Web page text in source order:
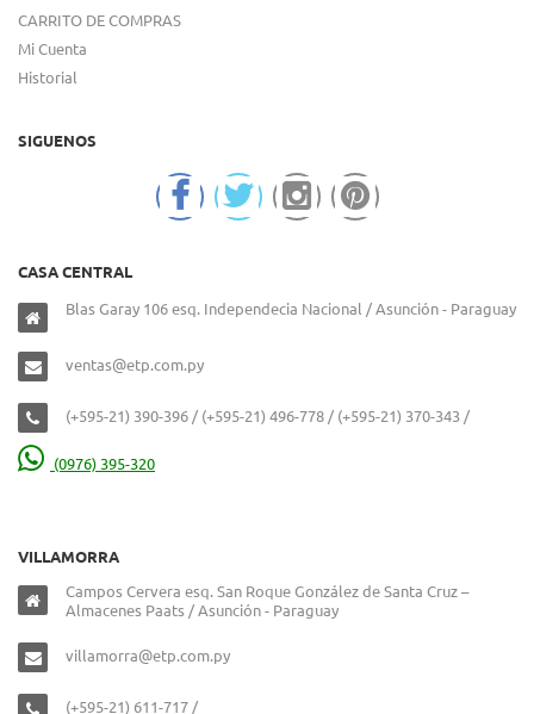
CARRITO DE COMPRAS
Mi Cuenta
Historial
SIGUENOS
CASA CENTRAL
Blas Garay 106 esq. Independecia Nacional / Asunción - Paraguay
ventas@etp.com.py
(+595-21) 390-396 / (+595-21) 496-778 / (+595-21) 370-343 /
(0976) 395-320
VILLAMORRA
Campos Cervera esq. San Roque González de Santa Cruz –
Almacenes Paats / Asunción - Paraguay
villamorra@etp.com.py
(+595-21) 611-717 /